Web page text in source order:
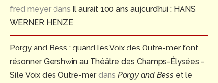
fred meyer dans Il aurait 100 ans aujourd’hui : HANS
WERNER HENZE
Porgy and Bess : quand les Voix des Outre-mer font
résonner Gershwin au Théâtre des Champs-Élysées -
Site Voix des Outre-merdans Porgy and Bess et le